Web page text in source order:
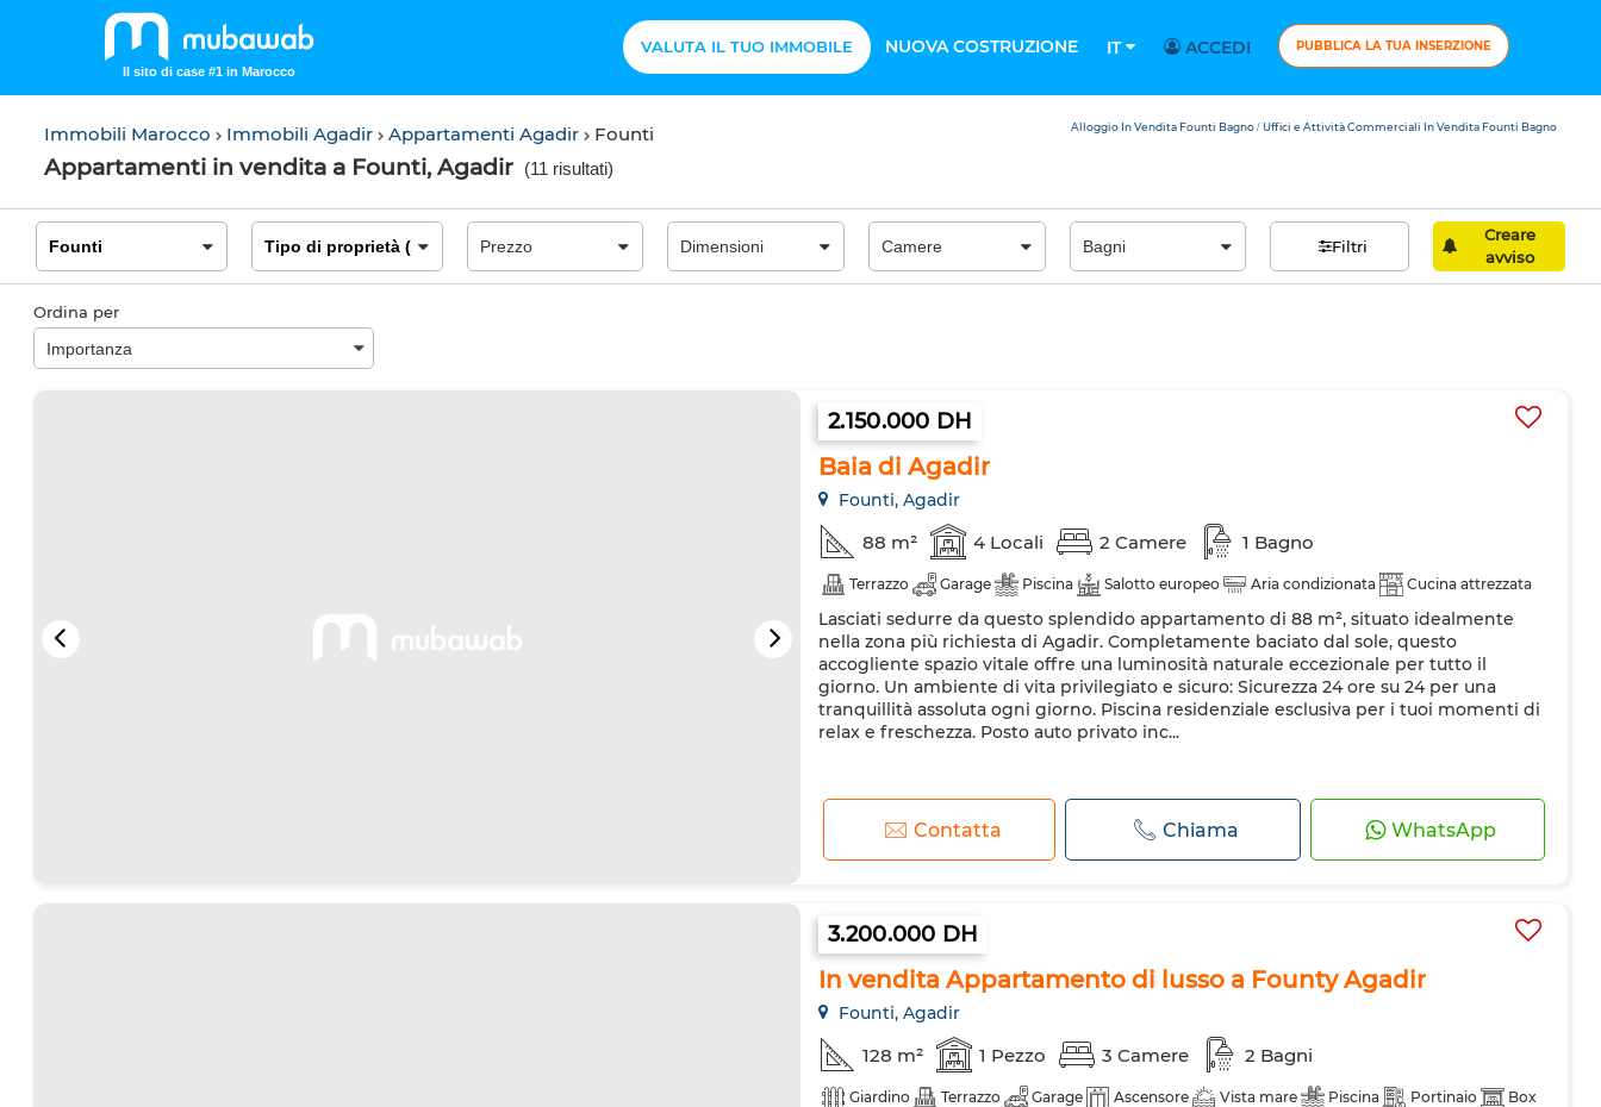
Il sito di case #1 in Marocco
VALUTA IL TUO IMMOBILE NUOVA COSTRUZIONE IT ACCEDI PUBBLICA LA TUA INSERZIONE
Immobili Marocco Immobili Agadir Appartamenti Agadir Founti
Appartamenti in vendita a Founti, Agadir (11 risultati)
Alloggio In Vendita Founti Bagno / Uffici e Attività Commerciali In Vendita Founti Bagno
Filtri
Creare
avviso
Ordina per
2.150.000 DH
Baia di Agadir
Founti, Agadir
88 m² 4 Locali 2 Camere 1 Bagno
Terrazzo Garage Piscina Salotto europeo Aria condizionata Cucina attrezzata
Lasciati sedurre da questo splendido appartamento di 88 m², situato idealmente
nella zona più richiesta di Agadir. Completamente baciato dal sole, questo
accogliente spazio vitale offre una luminosità naturale eccezionale per tutto il
giorno. Un ambiente di vita privilegiato e sicuro: Sicurezza 24 ore su 24 per una
tranquillità assoluta ogni giorno. Piscina residenziale esclusiva per i tuoi momenti di
relax e freschezza. Posto auto privato inc...
Contatta Chiama WhatsApp
3.200.000 DH
In vendita Appartamento di lusso a Founty Agadir
Founti, Agadir
128 m² 1 Pezzo 3 Camere 2 Bagni
Giardino Terrazzo Garage Ascensore Vista mare Piscina Portinaio
Box